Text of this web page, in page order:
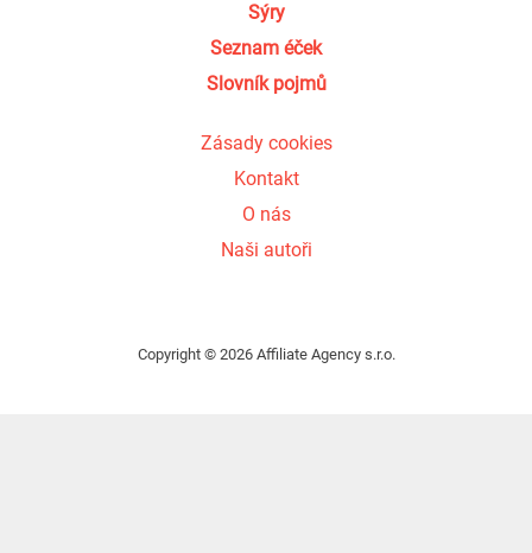
Sýry
Seznam éček
Slovník pojmů
Zásady cookies
Kontakt
O nás
Naši autoři
Copyright © 2026 Affiliate Agency s.r.o.